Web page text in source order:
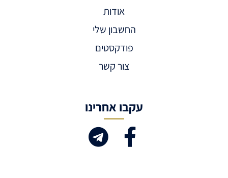
אודות
החשבון שלי
פודקסטים
צור קשר
עקבו אחרינו